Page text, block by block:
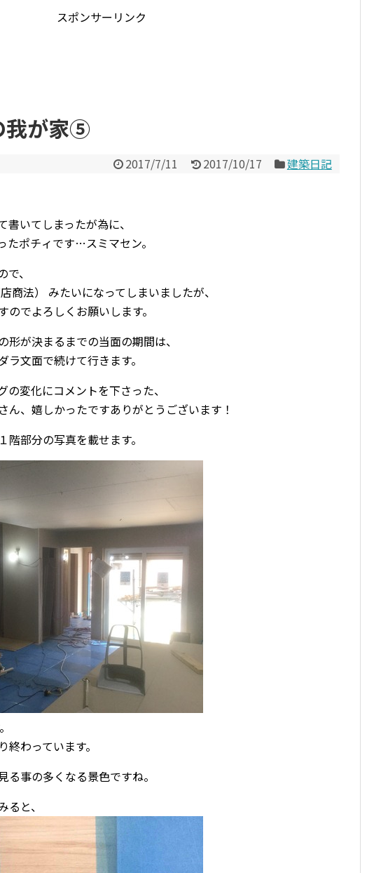
スポンサーリンク
我が家⑤
2017/7/11 2017/10/17
建築日記
いてしまったが為に、
たポチィです…スミマセン。
、
商法） みたいになってしまいましたが、
でよろしくお願いします。
形が決まるまでの当面の期間は、
文面で続けて行きます。
変化にコメントを下さった、
ん、嬉しかったですありがとうございます！
部分の写真を載せます。
わっています。
事の多くなる景色ですね。
と、